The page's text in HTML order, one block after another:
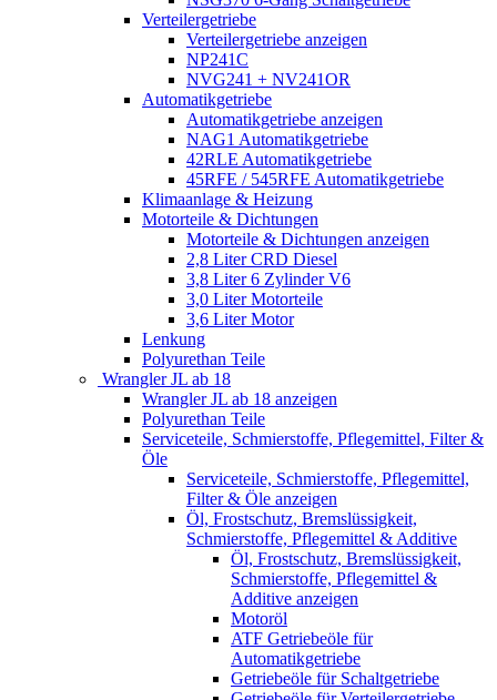
Verteilergetriebe
Verteilergetriebe anzeigen
NP241C
NVG241 + NV241OR
Automatikgetriebe
Automatikgetriebe anzeigen
NAG1 Automatikgetriebe
42RLE Automatikgetriebe
45RFE / 545RFE Automatikgetriebe
Klimaanlage & Heizung
Motorteile & Dichtungen
Motorteile & Dichtungen anzeigen
2,8 Liter CRD Diesel
3,8 Liter 6 Zylinder V6
3,0 Liter Motorteile
3,6 Liter Motor
Lenkung
Polyurethan Teile
Wrangler JL ab 18
Wrangler JL ab 18 anzeigen
Polyurethan Teile
Serviceteile, Schmierstoffe, Pflegemittel, Filter &
Öle
Serviceteile, Schmierstoffe, Pflegemittel,
Filter & Öle anzeigen
Öl, Frostschutz, Bremslüssigkeit,
Schmierstoffe, Pflegemittel & Additive
Öl, Frostschutz, Bremslüssigkeit,
Schmierstoffe, Pflegemittel &
Additive anzeigen
Motoröl
ATF Getriebeöle für
Automatikgetriebe
Getriebeöle für Schaltgetriebe